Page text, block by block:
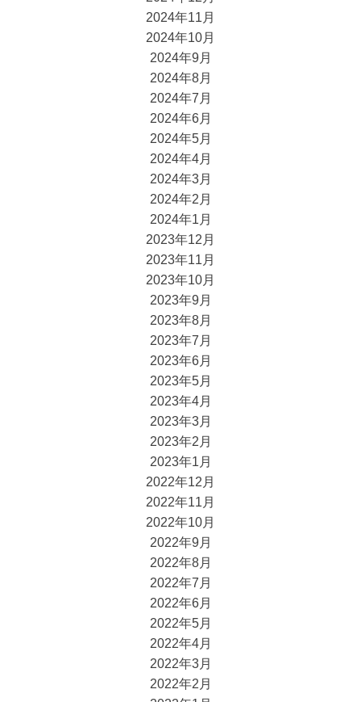
2024年11月
2024年10月
2024年9月
2024年8月
2024年7月
2024年6月
2024年5月
2024年4月
2024年3月
2024年2月
2024年1月
2023年12月
2023年11月
2023年10月
2023年9月
2023年8月
2023年7月
2023年6月
2023年5月
2023年4月
2023年3月
2023年2月
2023年1月
2022年12月
2022年11月
2022年10月
2022年9月
2022年8月
2022年7月
2022年6月
2022年5月
2022年4月
2022年3月
2022年2月